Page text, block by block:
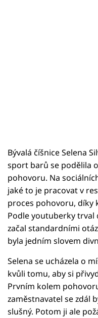
Bývalá číšnice Selena
sport barů se podělila
pohovoru. Na
jaké to je pracovat v
proces pohovoru, díky
Podle youtuberky trval
začal standardními
byla jedním slovem
Selena se ucházela o
kvůli tomu, aby si
Prvním kolem
zaměstnavatel se zdál
slušný. Potom ji ale